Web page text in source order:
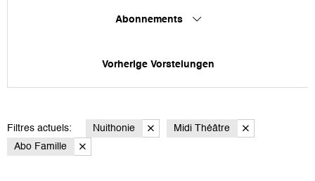
Abonnements
Vorherige Vorstelungen
Filtres actuels: Nuithonie
Midi Théâtre
Abo Famille